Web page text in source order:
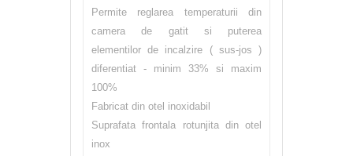
Permite reglarea temperaturii din
camera de gatit si puterea
elementilor de incalzire ( sus-jos )
diferentiat - minim 33% si maxim
100%
Fabricat din otel inoxidabil
Suprafata frontala rotunjita din otel
inox